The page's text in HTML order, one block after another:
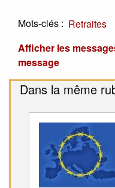
Mots-clés : Retraites
Afficher les
message
Dans la même